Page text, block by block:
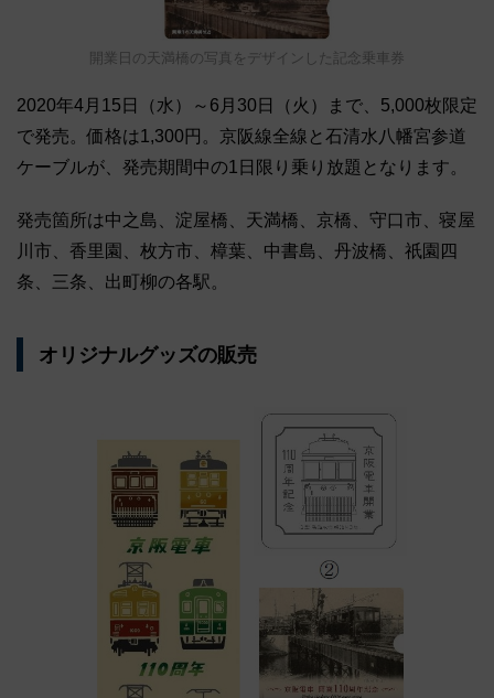
開業日の天満橋の写真をデザインした記念乗車券
2020年4月15日（水）～6月30日（火）まで、5,000枚限定
で発売。価格は1,300円。京阪線全線と石清水八幡宮参道
ケーブルが、発売期間中の1日限り乗り放題となります。
発売箇所は中之島、淀屋橋、天満橋、京橋、守口市、寝屋
川市、香里園、枚方市、樟葉、中書島、丹波橋、祇󠄀園四
条、三条、出町柳の各駅。
オリジナルグッズの販売